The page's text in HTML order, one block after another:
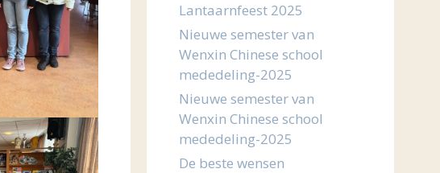
Lantaarnfeest 2025
Nieuwe semester van
Wenxin Chinese school
mededeling-2025
Nieuwe semester van
Wenxin Chinese school
mededeling-2025
De beste wensen